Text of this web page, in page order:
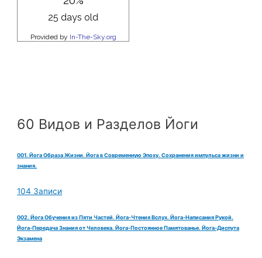
60 Видов и Разделов Йоги
001. Йога Образа Жизни. Йога в Современную Эпоху. Сохранения импульса жизни и
знания.
104 Записи
002. Йога Обучения из Пяти Частей. Йога-Чтения Вслух. Йога-Написания Рукой.
Йога-Передача Знания от Человека. Йога-Постоянное Памятованье. Йога-Диспута
Экзамена